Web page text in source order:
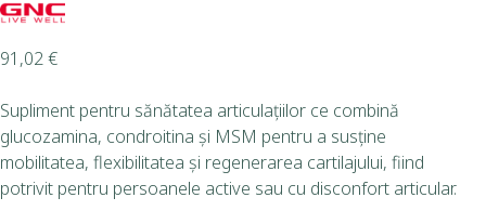
91,02€
Supliment pentru sănătatea articulațiilor ce combină
glucozamina, condroitina și MSM pentru a susține
mobilitatea, flexibilitatea și regenerarea cartilajului, fiind
potrivit pentru persoanele active sau cu disconfort articular.